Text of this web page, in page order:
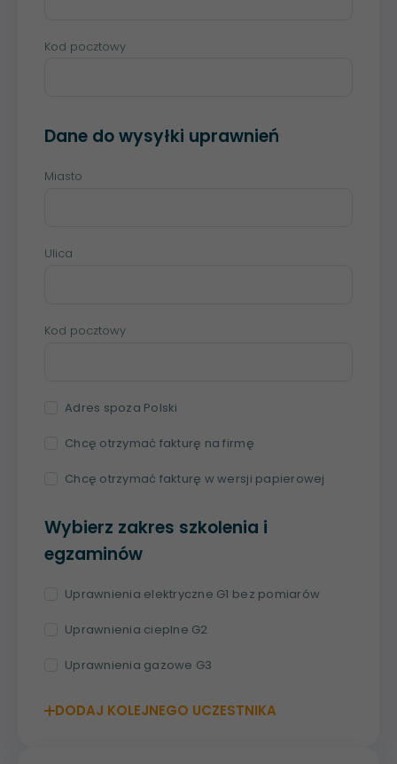
Kod pocztowy
Dane do wysyłki uprawnień
Miasto
Ulica
Kod pocztowy
Adres spoza Polski
Chcę otrzymać fakturę na firmę
Chcę otrzymać fakturę w wersji papierowej
Wybierz zakres szkolenia i
egzaminów
Uprawnienia elektryczne G1 bez pomiarów
Uprawnienia cieplne G2
Uprawnienia gazowe G3
DODAJ KOLEJNEGO UCZESTNIKA